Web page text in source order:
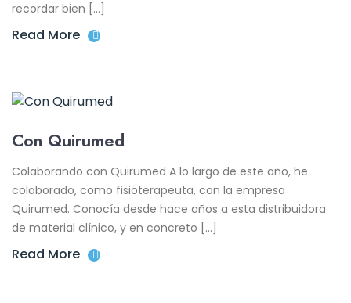
recordar bien […]
Read More
Con Quirumed
Colaborando con Quirumed A lo largo de este año, he
colaborado, como fisioterapeuta, con la empresa
Quirumed. Conocía desde hace años a esta distribuidora
de material clínico, y en concreto […]
Read More